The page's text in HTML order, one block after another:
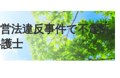
法違反事件で不起訴
士